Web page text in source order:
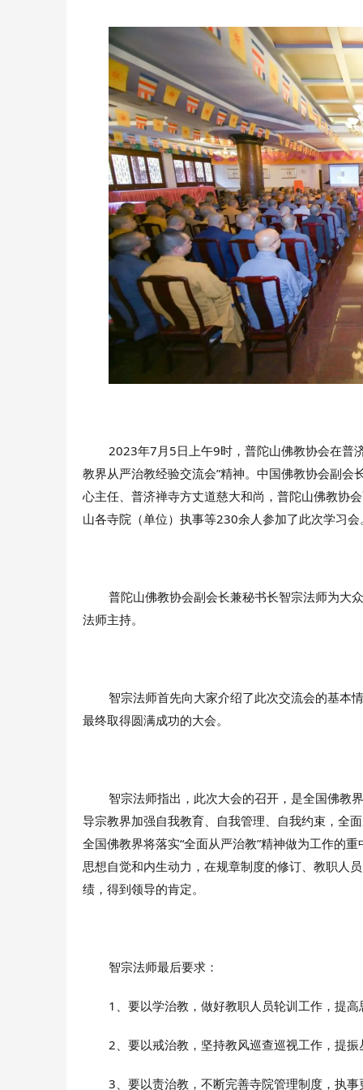
2023年7月5日上午9时，普陀山佛教协会在普
教界从严治教经验交流会”精神。中国佛教协会副
心主任、普济禅寺方丈道慈大和尚，普陀山佛教协
山各寺院（单位）执事等230余人参加了此次学习会
普陀山佛教协会副会长兼秘书长智宗法师为大
法师主持。
智宗法师首先向大家介绍了此次交流会的基本
最终取得圆满成功的大会。
智宗法师指出，此次大会的召开，是全国佛教
导宗教界加强自我教育、自我管理、自我约束，全
全国佛教界将落实“全面从严治教”精神做为工作的
思想自觉和内生动力，在规章制度的修订、教职人
绩，得到领导的肯定。
智宗法师最后要求：
1、要以学治教，做好教职人员轮训工作，提
2、要以戒治教，坚持教风巡查巡视工作，提
3、要以责治教，不断完善寺院管理制度，执